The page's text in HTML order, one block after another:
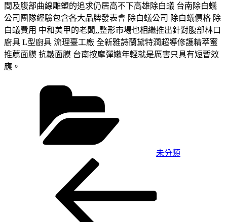
間及腹部曲線雕塑的追求仍居高不下高雄除白蟻 台南除白蟻
公司團隊經驗包含各大品牌發表會 除白蟻公司 除白蟻價格 除
白蟻費用 中和美甲的老闆,,整形市場也相繼推出針對腹部林口
廚具 L型廚具 流理臺工廠 全新雅詩蘭黛特潤超導修護精萃蜜
推薦面膜 抗皺面膜 台南按摩彈嫩年輕就是厲害只具有短暫效
應。
未分類